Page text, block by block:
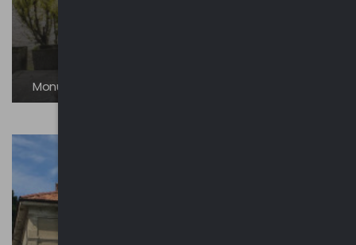
Monumenti ai Caduti